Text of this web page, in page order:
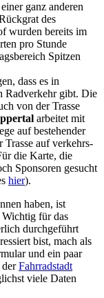
ganz anderen
des
wurden bereits im
pro Stunde
Spitzen
dass es in
Radverkehr gibt. Die
von der Trasse
arbeitet mit
auf bestehender
auf verkehrs-
die Karte, die
Sponsoren gesucht
hier).
haben, ist
für das
durchgeführt
bist, mach als
und ein paar
derFahrradstadt
viele Daten